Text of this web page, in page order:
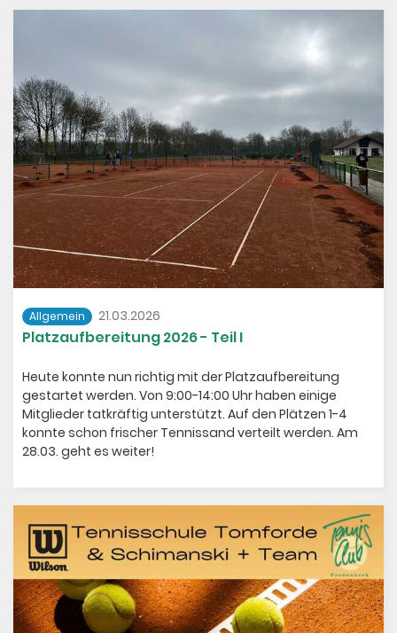
Allgemein 21.03.2026
Platzaufbereitung 2026 - Teil I
Heute konnte nun richtig mit der Platzaufbereitung
gestartet werden. Von 9:00-14:00 Uhr haben einige
Mitglieder tatkräftig unterstützt. Auf den Plätzen 1-4
konnte schon frischer Tennissand verteilt werden. Am
28.03. geht es weiter!